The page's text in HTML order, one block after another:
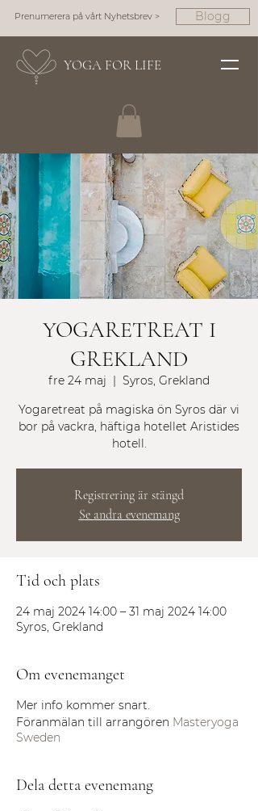
YOGA FOR LIFE
Prenumerera på vårt Nyhetsbrev > Blogg
YOGARETREAT I
GREKLAND
fre 24 maj
  |
Syros, Grekland
Yogaretreat på magiska ön Syros där vi
bor på vackra, häftiga hotellet Aristides
hotell.
Registrering är stängd
Se andra evenemang
Tid och plats
24 maj 2024 14:00 – 31 maj 2024 14:00
Syros, Grekland
Om evenemanget
Mer info kommer snart.
Föranmälan till arrangören Masteryoga
Sweden
Dela detta evenemang